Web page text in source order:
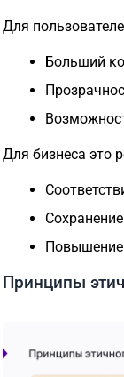
Для
Больший
Для бизнеса это
Повышение
Принципы